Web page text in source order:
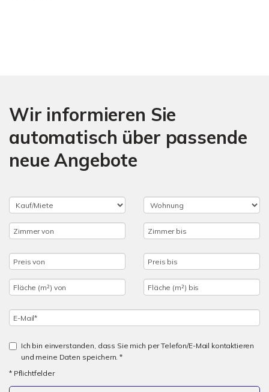
Wir informieren Sie
automatisch über passende
neue Angebote
Ich bin einverstanden, dass Sie mich per Telefon/E-Mail kontaktieren
und meine Daten speichern. *
* Pflichtfelder